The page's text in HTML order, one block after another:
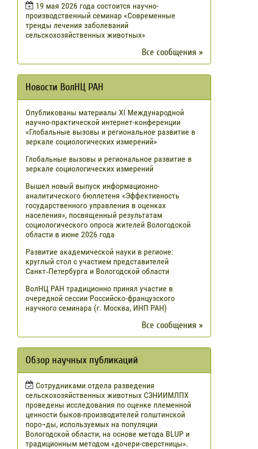
19 мая 2026 года состоится научно-
производственный семинар «Современные
тренды лечения заболеваний
сельскохозяйственных животных»
Все сообщения »
Новости ВолНЦ РАН
Опубликованы материалы XI Международной
научно-практической интернет-конференции
«Глобальные вызовы и региональное развитие в
зеркале социологических измерений»
Глобальные вызовы и региональное развитие в
зеркале социологических измерений
Вышел новый выпуск информационно-
аналитического бюллетеня «Эффективность
государственного управления в оценках
населения», посвященный результатам
социологического опроса жителей Вологодской
области в июне 2026 года
Развитие академической науки в регионе:
круглый стол с участием представителей
Санкт‑Петербурга и Вологодской области
ВолНЦ РАН традиционно принял участие в
очередной сессии Российско-французского
научного семинара (г. Москва, ИНП РАН)
Все сообщения »
Обзор научных публикаций
Сотрудниками отдела разведения
сельскохозяйственных животных СЗНИИМЛПХ
проведены исследования по оценке племенной
ценности быков-производителей голштинской
поро¬ды, используемых на популяции
Вологодской области, на основе метода BLUP и
традиционным методом «дочери-сверстницы».